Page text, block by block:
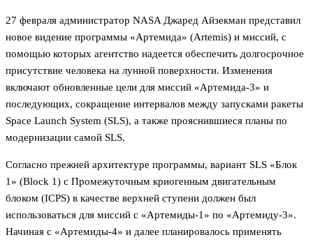
27 февраля администратор NASA Джаред Айзекман представил
новое видение программы «Артемида» (Artemis) и миссий, с
помощью которых агентство надеется обеспечить долгосрочное
присутствие человека на лунной поверхности. Изменения
включают обновленные цели для миссий «Артемида-3» и
последующих, сокращение интервалов между запусками ракеты
Space Launch System (SLS), а также прояснившиеся планы по
модернизации самой SLS.
Согласно прежней архитектуре программы, вариант SLS «Блок
1» (Block 1) с Промежуточным криогенным двигательным
блоком (ICPS) в качестве верхней ступени должен был
использоваться для миссий с «Артемиды-1» по «Артемиду-3».
Начиная с «Артемиды-4» и далее планировалось применять